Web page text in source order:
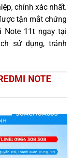
chính xác nhất.
tận mắt chứng
Note 11t ngay tại
sử dụng, tránh
NOTE